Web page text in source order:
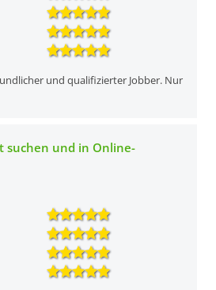
und qualifizierter Jobber. Nur
suchen und in Online-